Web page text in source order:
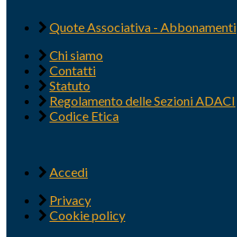
Quote Associativa - Abbonamenti
Chi siamo
Contatti
Statuto
Regolamento delle Sezioni ADACI
Codice Etica
Accedi
Privacy
Cookie policy